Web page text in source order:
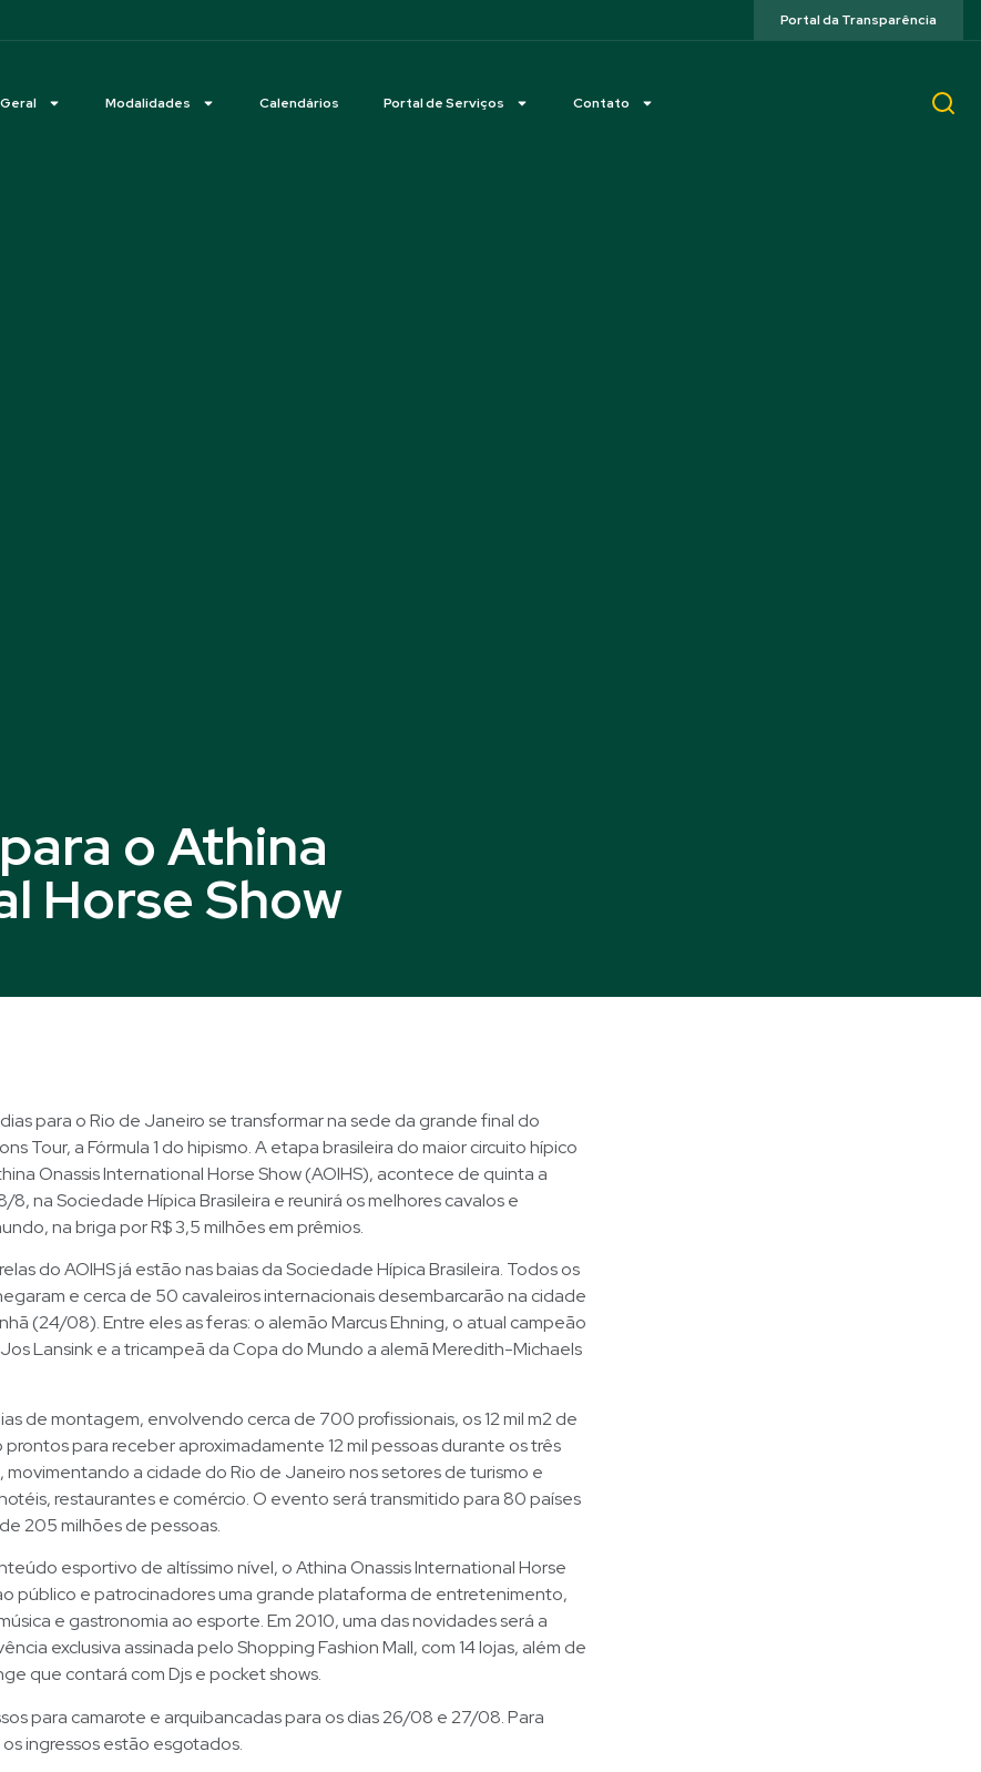
Portal da Transparência
Geral Modalidades Calendários Portal de Serviços Contato
o Athina
Horse Show
para o Rio de Janeiro se transformar na sede da grande final do
Tour, a Fórmula 1 do hipismo. A etapa brasileira do maior circuito hípico
Onassis International Horse Show (AOIHS), acontece de quinta a
8, na Sociedade Hípica Brasileira e reunirá os melhores cavalos e
na briga por R$ 3,5 milhões em prêmios.
do AOIHS já estão nas baias da Sociedade Hípica Brasileira. Todos os
e cerca de 50 cavaleiros internacionais desembarcarão na cidade
(24/08). Entre eles as feras: o alemão Marcus Ehning, o atual campeão
Lansink e a tricampeã da Copa do Mundo a alemã Meredith-Michaels
de montagem, envolvendo cerca de 700 profissionais, os 12 mil m2 de
para receber aproximadamente 12 mil pessoas durante os três
movimentando a cidade do Rio de Janeiro nos setores de turismo e
restaurantes e comércio. O evento será transmitido para 80 países
205 milhões de pessoas.
esportivo de altíssimo nível, o Athina Onassis International Horse
público e patrocinadores uma grande plataforma de entretenimento,
e gastronomia ao esporte. Em 2010, uma das novidades será a
exclusiva assinada pelo Shopping Fashion Mall, com 14 lojas, além de
que contará com Djs e pocket shows.
para camarote e arquibancadas para os dias 26/08 e 27/08. Para
ingressos estão esgotados.